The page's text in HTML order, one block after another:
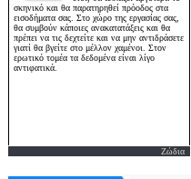
Ζώδια